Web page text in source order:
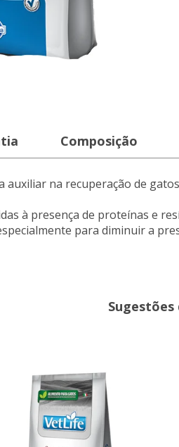
Composição
auxiliar na recuperação de
à presença de proteínas e
para diminuir a
Sugestões